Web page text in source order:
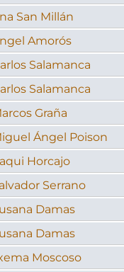
San Millán
Amorós
Salamanca
Salamanca
Graña
Ángel Poison
Horcajo
Serrano
Damas
Damas
Moscoso